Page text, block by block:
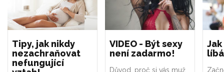
Tipy, jak nikdy
nezachraňovat
nefungující
VIDEO - Být sexy
není zadarmo!
Důvod, proč si vás muž